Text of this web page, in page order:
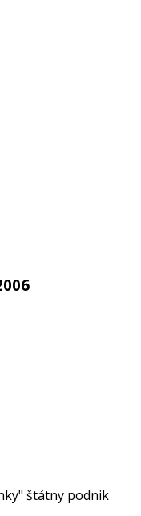
štátny podnik